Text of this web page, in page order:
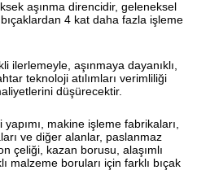
aşınma direncidir, geleneksel
bıçaklardan 4 kat daha fazla işleme
ilerlemeyle, aşınmaya dayanıklı,
teknoloji atılımları verimliliği
düşürecektir.
makine işleme fabrikaları,
ve diğer alanlar, paslanmaz
çeliği, kazan borusu, alaşımlı
malzeme boruları için farklı bıçak